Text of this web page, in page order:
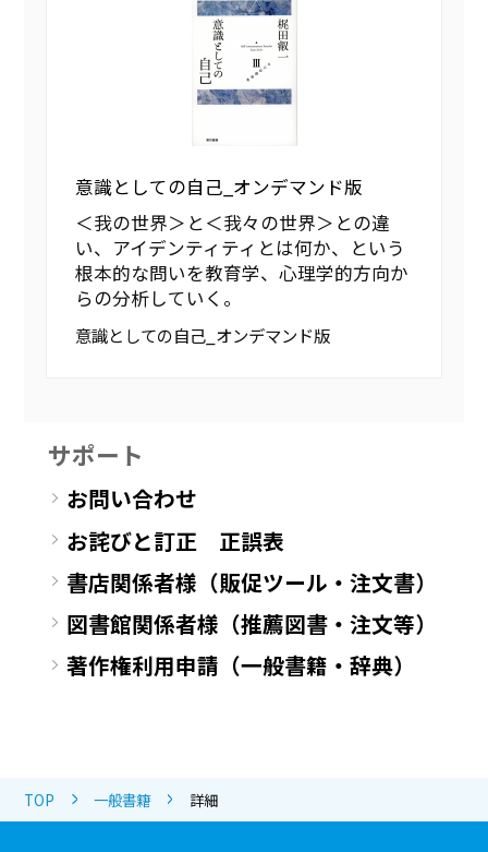
意識としての自己_オンデマンド版
＜我の世界＞と＜我々の世界＞との違
い、アイデンティティとは何か、という
根本的な問いを教育学、心理学的方向か
らの分析していく。
意識としての自己_オンデマンド版
サポート
お問い合わせ
お詫びと訂正 正誤表
書店関係者様（販促ツール・注文書）
図書館関係者様（推薦図書・注文等）
著作権利用申請（一般書籍・辞典）
TOP 一般書籍 詳細